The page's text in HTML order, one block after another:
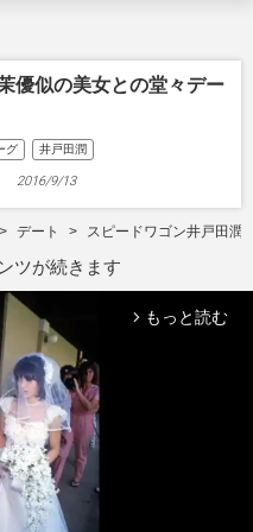
優似の美女との堂々デー
グ 井戸田潤
2016/9/13
デート スピードワゴン井戸田潤
ツが続きます
arrow_forward_ios もっと読む